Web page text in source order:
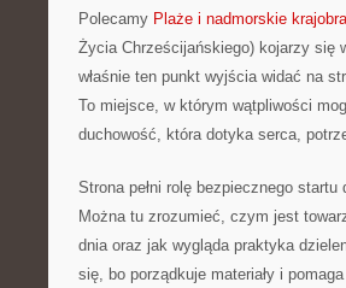
Polecamy Plaże i nadmorskie
Życia Chrześcijańskiego) kojarzy się
właśnie ten punkt wyjścia widać na
To miejsce, w którym wątpliwości
duchowość, która dotyka serca,
Strona pełni rolę bezpiecznego
Można tu zrozumieć, czym jest
dnia oraz jak wygląda praktyka
się, bo porządkuje materiały i